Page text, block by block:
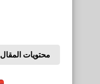
محتويات المقال